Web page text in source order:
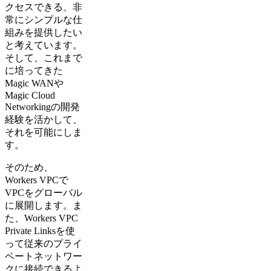
クセスできる、非
常にシンプルな仕
組みを提供したい
と考えています。
そして、これまで
に培ってきた
Magic WANや
Magic Cloud
Networkingの開発
経験を活かして、
それを可能にしま
す。
そのため、
Workers VPCで
VPCをグローバル
に展開します。ま
た、Workers VPC
Private Linksを使
って従来のプライ
ベートネットワー